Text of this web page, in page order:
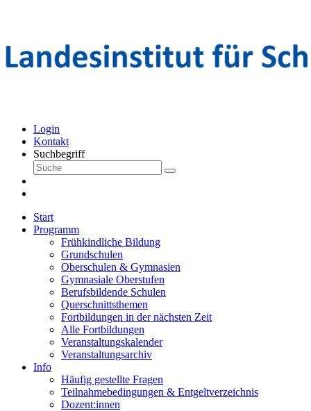
Login
Kontakt
Suchbegriff
Start
Programm
Frühkindliche Bildung
Grundschulen
Oberschulen & Gymnasien
Gymnasiale Oberstufen
Berufsbildende Schulen
Querschnittsthemen
Fortbildungen in der nächsten Zeit
Alle Fortbildungen
Veranstaltungskalender
Veranstaltungsarchiv
Info
Häufig gestellte Fragen
Teilnahmebedingungen & Entgeltverzeichnis
Dozent:innen